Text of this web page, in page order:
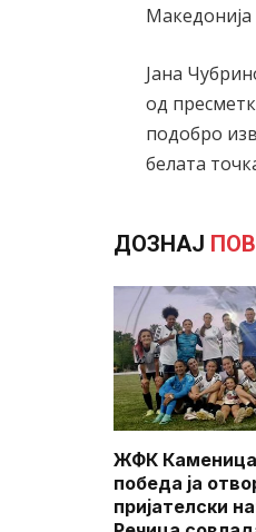
Јана
од
подобро
белата
ДОЗНАЈ
ЖФК
победа ја
пријателски